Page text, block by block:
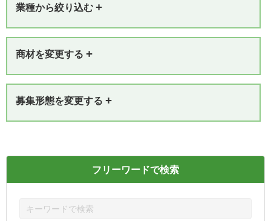
業種から絞り込む +
商材を変更する +
募集形態を変更する +
フリーワードで検索